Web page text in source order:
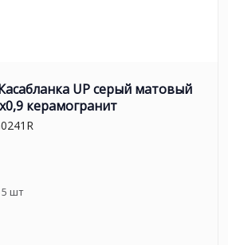
UP серый матовый
керамогранит
5 шт